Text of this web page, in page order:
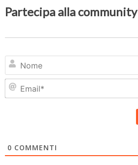
Partecipa alla community
0 COMMENTI